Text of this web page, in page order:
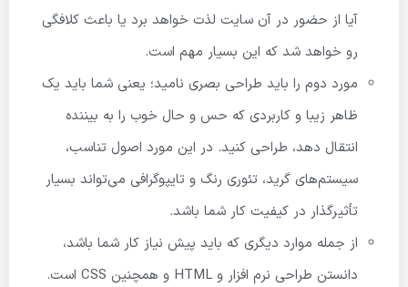
آیا از حضور در آن سایت لذت خواهد برد یا باعث کلافگی
رو خواهد شد که این بسیار مهم است.
مورد دوم را باید طراحی بصری نامید؛ یعنی شما باید یک
ظاهر زیبا و کاربردی که حس و حال خوب را به بیننده
انتقال دهد، طراحی کنید. در این مورد اصول تناسب،
سیستم‌های گرید، تئوری رنگ و تایپوگرافی می‌تواند بسیار
تأثیرگذار در کیفیت کار شما باشد.
از جمله موارد دیگری که باید پیش نیاز کار شما باشد،
دانستن طراحی نرم افزار و HTML و همچنین CSS است.